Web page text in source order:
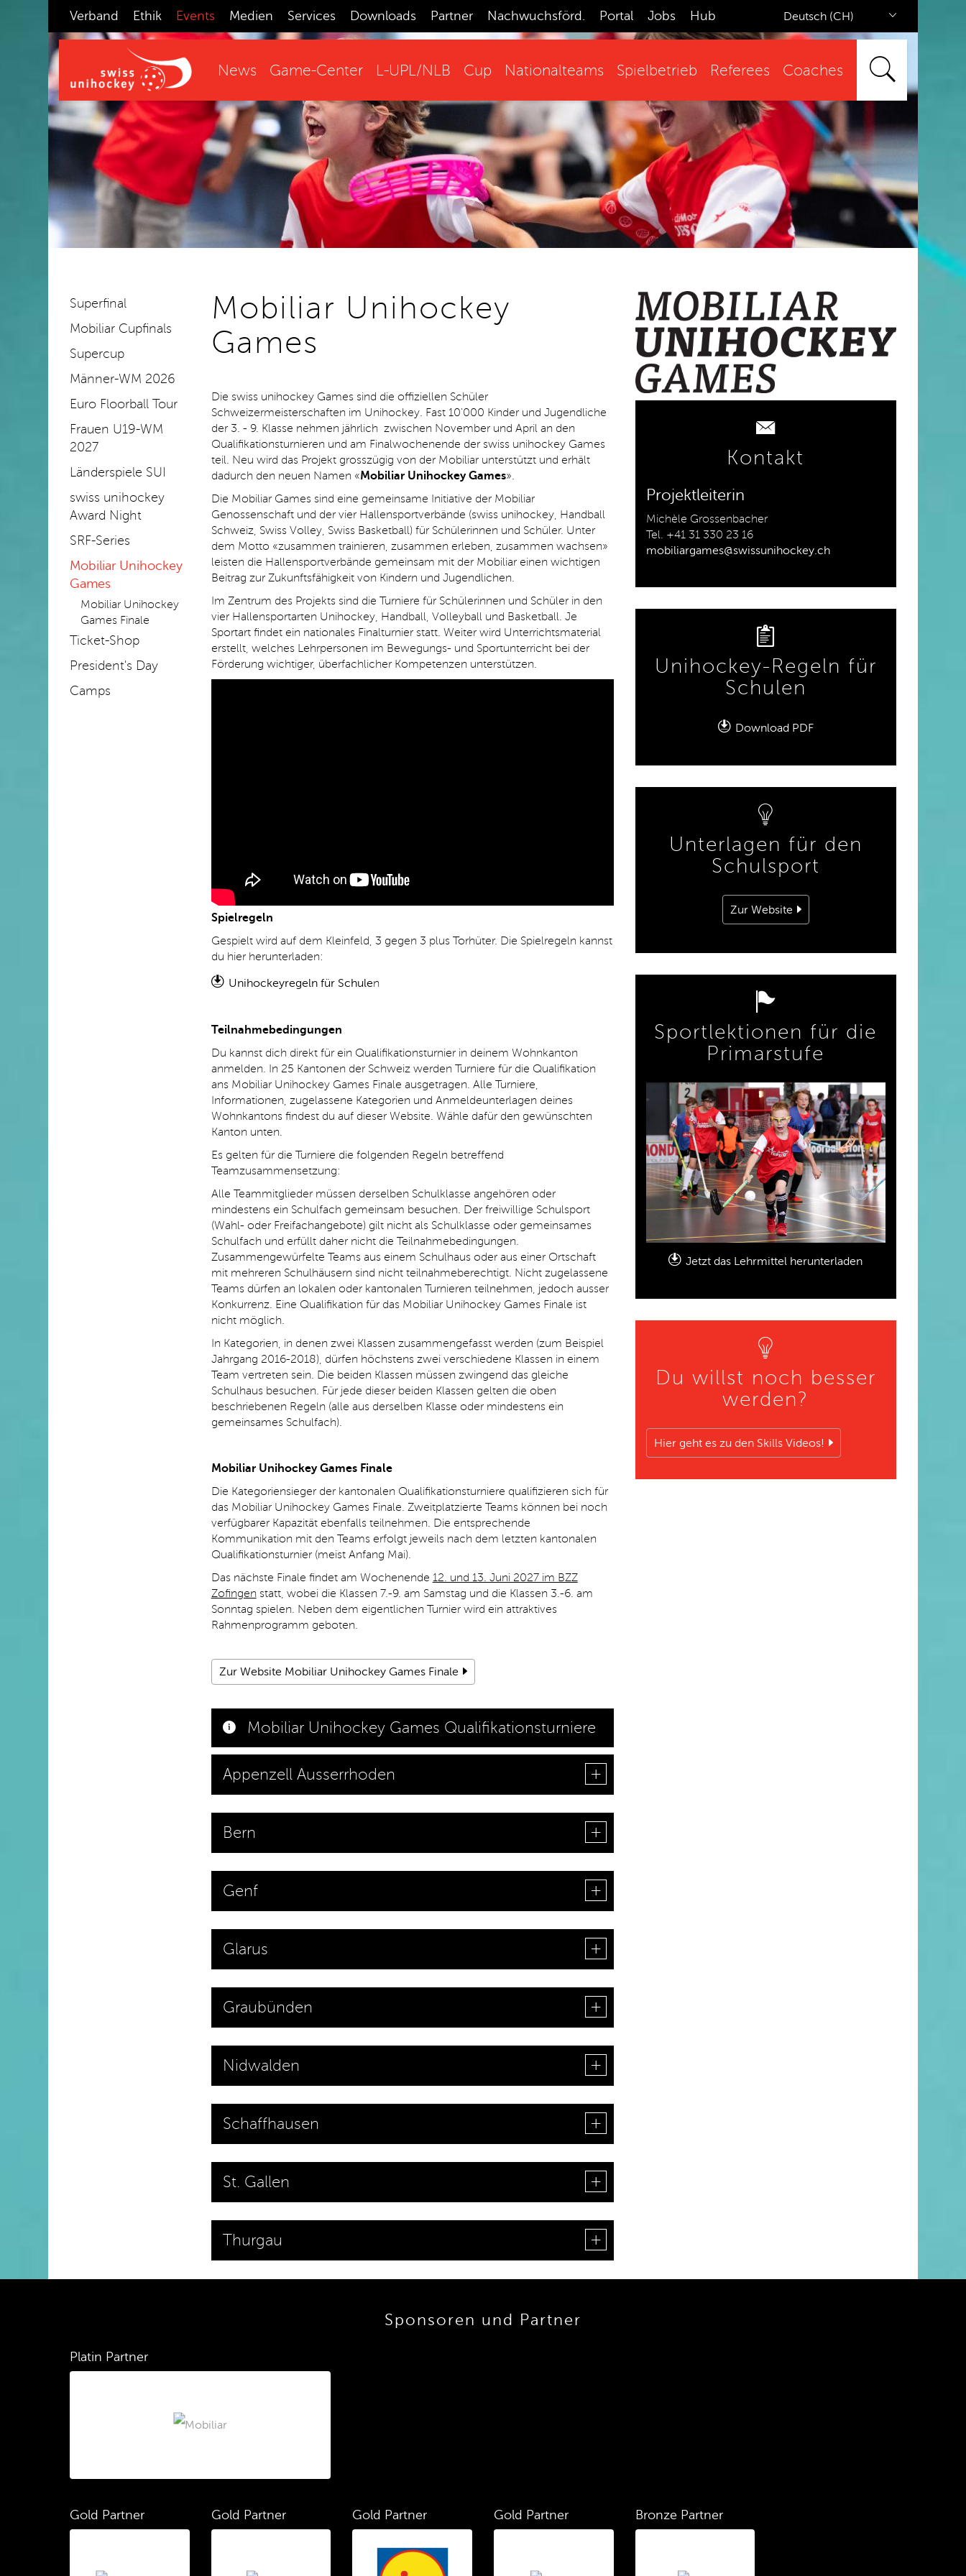
Verband Ethik Events Medien Services Downloads Partner Nachwuchsförd. Portal Jobs Hub Deutsch (CH)
News Game-Center L-UPL/NLB Cup Nationalteams Spielbetrieb Referees Coaches
Superfinal
Mobiliar Cupfinals
Supercup
Männer-WM 2026
Euro Floorball Tour
Frauen U19-WM
2027
Länderspiele SUI
swiss unihockey
Award Night
SRF-Series
Mobiliar Unihockey
Games
Mobiliar Unihockey
Games Finale
Ticket-Shop
President's Day
Camps
Mobiliar Unihockey
Games
Die swiss unihockey Games sind die offiziellen Schüler
Schweizermeisterschaften im Unihockey. Fast 10'000 Kinder und Jugendliche
der 3. - 9. Klasse nehmen jährlich zwischen November und April an den
Qualifikationsturnieren und am Finalwochenende der swiss unihockey Games
teil. Neu wird das Projekt grosszügig von der Mobiliar unterstützt und erhält
dadurch den neuen Namen «Mobiliar Unihockey Games».
Die Mobiliar Games sind eine gemeinsame Initiative der Mobiliar
Genossenschaft und der vier Hallensportverbände (swiss unihockey, Handball
Schweiz, Swiss Volley, Swiss Basketball) für Schülerinnen und Schüler. Unter
dem Motto «zusammen trainieren, zusammen erleben, zusammen wachsen»
leisten die Hallensportverbände gemeinsam mit der Mobiliar einen wichtigen
Beitrag zur Zukunftsfähigkeit von Kindern und Jugendlichen.
Im Zentrum des Projekts sind die Turniere für Schülerinnen und Schüler in den
vier Hallensportarten Unihockey, Handball, Volleyball und Basketball. Je
Sportart findet ein nationales Finalturnier statt. Weiter wird Unterrichtsmaterial
erstellt, welches Lehrpersonen im Bewegungs- und Sportunterricht bei der
Förderung wichtiger, überfachlicher Kompetenzen unterstützen.
Spielregeln
Gespielt wird auf dem Kleinfeld, 3 gegen 3 plus Torhüter. Die Spielregeln kannst
du hier herunterladen:
Unihockeyregeln für Schulen
Teilnahmebedingungen
Du kannst dich direkt für ein Qualifikationsturnier in deinem Wohnkanton
anmelden. In 25 Kantonen der Schweiz werden Turniere für die Qualifikation
ans Mobiliar Unihockey Games Finale ausgetragen. Alle Turniere,
Informationen, zugelassene Kategorien und Anmeldeunterlagen deines
Wohnkantons findest du auf dieser Website. Wähle dafür den gewünschten
Kanton unten.
Es gelten für die Turniere die folgenden Regeln betreffend
Teamzusammensetzung:
Alle Teammitglieder müssen derselben Schulklasse angehören oder
mindestens ein Schulfach gemeinsam besuchen. Der freiwillige Schulsport
(Wahl- oder Freifachangebote) gilt nicht als Schulklasse oder gemeinsames
Schulfach und erfüllt daher nicht die Teilnahmebedingungen.
Zusammengewürfelte Teams aus einem Schulhaus oder aus einer Ortschaft
mit mehreren Schulhäusern sind nicht teilnahmeberechtigt. Nicht zugelassene
Teams dürfen an lokalen oder kantonalen Turnieren teilnehmen, jedoch ausser
Konkurrenz. Eine Qualifikation für das Mobiliar Unihockey Games Finale ist
nicht möglich.
In Kategorien, in denen zwei Klassen zusammengefasst werden (zum Beispiel
Jahrgang 2016-2018), dürfen höchstens zwei verschiedene Klassen in einem
Team vertreten sein. Die beiden Klassen müssen zwingend das gleiche
Schulhaus besuchen. Für jede dieser beiden Klassen gelten die oben
beschriebenen Regeln (alle aus derselben Klasse oder mindestens ein
gemeinsames Schulfach).
Mobiliar Unihockey Games Finale
Die Kategoriensieger der kantonalen Qualifikationsturniere qualifizieren sich für
das Mobiliar Unihockey Games Finale. Zweitplatzierte Teams können bei noch
verfügbarer Kapazität ebenfalls teilnehmen. Die entsprechende
Kommunikation mit den Teams erfolgt jeweils nach dem letzten kantonalen
Qualifikationsturnier (meist Anfang Mai).
Das nächste Finale findet am Wochenende 12. und 13. Juni 2027 im BZZ
Zofingen statt, wobei die Klassen 7.-9. am Samstag und die Klassen 3.-6. am
Sonntag spielen. Neben dem eigentlichen Turnier wird ein attraktives
Rahmenprogramm geboten.
Zur Website Mobiliar Unihockey Games Finale
Mobiliar Unihockey Games Qualifikationsturniere
Appenzell Ausserrhoden
Bern
Genf
Glarus
Graubünden
Nidwalden
Schaffhausen
St. Gallen
Thurgau
Kontakt
Projektleiterin
Michèle Grossenbacher
Tel. +41 31 330 23 16
mobiliargames@swissunihockey.ch
Unihockey-Regeln für
Schulen
Download PDF
Unterlagen für den
Schulsport
Zur Website
Sportlektionen für die
Primarstufe
Jetzt das Lehrmittel herunterladen
Du willst noch besser
werden?
Hier geht es zu den Skills Videos!
Sponsoren und Partner
Platin Partner
Gold Partner Gold Partner Gold Partner Gold Partner Bronze Partner